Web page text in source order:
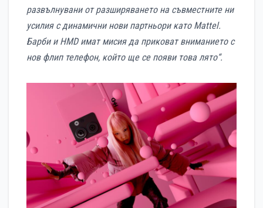
развълнувани от разширяването на съвместните ни
усилия с динамични нови партньори като Mattel.
Барби и HMDимат мисия да приковат вниманиетос
нов флип телефон, който ще се появи това лято“.